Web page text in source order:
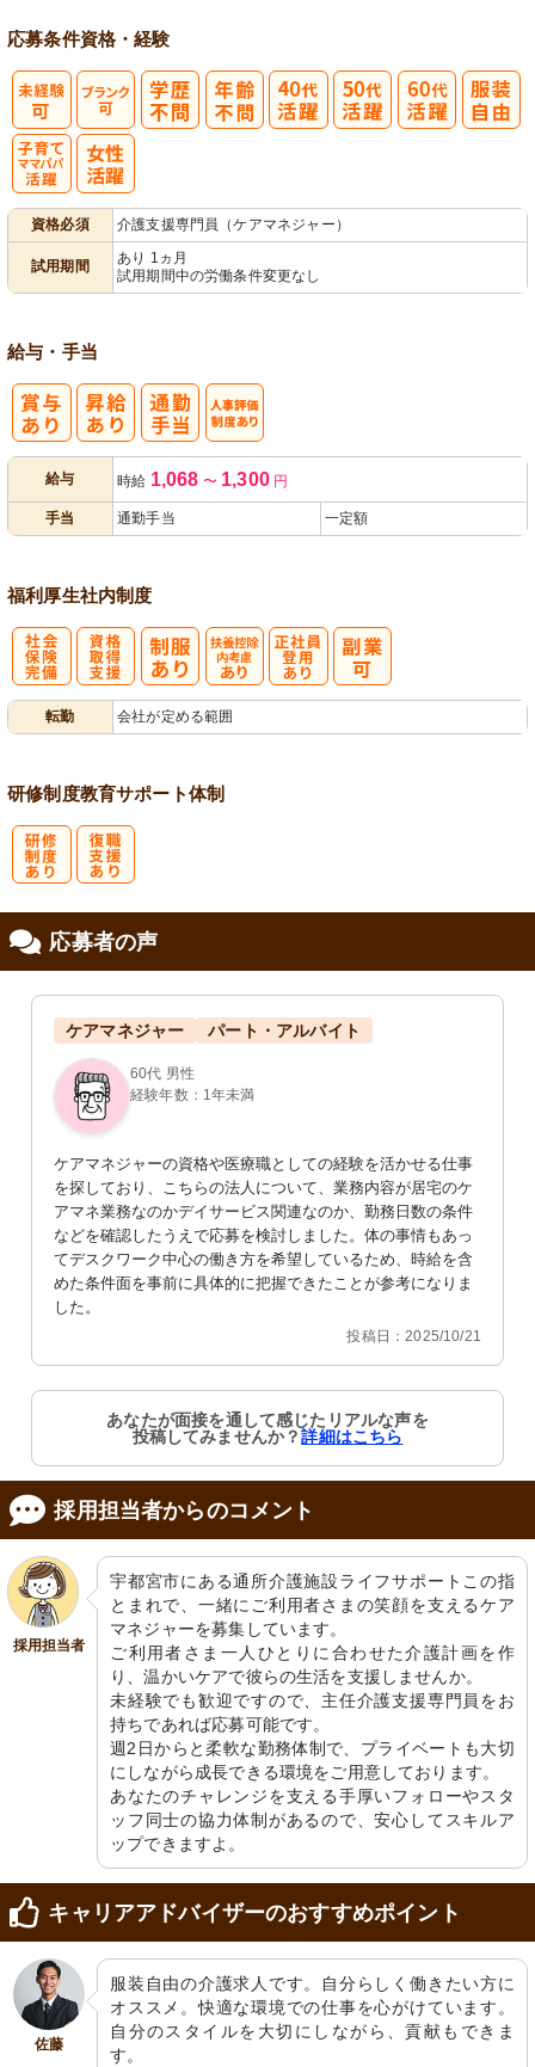
応募条件資格・経験
資格必須 介護支援専門員（ケアマネジャー）
試用期間
あり 1ヵ月
試用期間中の労働条件変更なし
給与・手当
給与 時給 1,068 〜 1,300円
手当 通勤手当 一定額
福利厚生社内制度
転勤 会社が定める範囲
研修制度教育サポート体制
応募者の声
ケアマネジャー パート・アルバイト
60代 男性
経験年数：1年未満
ケアマネジャーの資格や医療職としての経験を活かせる仕事
を探しており、こちらの法人について、業務内容が居宅のケ
アマネ業務なのかデイサービス関連なのか、勤務日数の条件
などを確認したうえで応募を検討しました。体の事情もあっ
てデスクワーク中心の働き方を希望しているため、時給を含
めた条件面を事前に具体的に把握できたことが参考になりま
した。
投稿日：2025/10/21
あなたが面接を通して感じたリアルな声を
投稿してみませんか？詳細はこちら
採用担当者からのコメント
採用担当者
宇都宮市にある通所介護施設ライフサポートこの指
とまれで、一緒にご利用者さまの笑顔を支えるケア
マネジャーを募集しています。
ご利用者さま一人ひとりに合わせた介護計画を作
り、温かいケアで彼らの生活を支援しませんか。
未経験でも歓迎ですので、主任介護支援専門員をお
持ちであれば応募可能です。
週2日からと柔軟な勤務体制で、プライベートも大切
にしながら成長できる環境をご用意しております。
あなたのチャレンジを支える手厚いフォローやスタ
ッフ同士の協力体制があるので、安心してスキルア
ップできますよ。
キャリアアドバイザーのおすすめポイント
佐藤
服装自由の介護求人です。自分らしく働きたい方に
オススメ。快適な環境での仕事を心がけています。
自分のスタイルを大切にしながら、貢献もできま
す。